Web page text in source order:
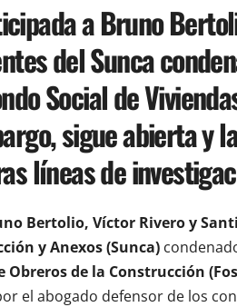
a Bruno
del Sunca
Social de
sigue abierta y
líneas de
Bertolio, Víctor Rivero y
y Anexos (Sunca)
Obreros de la Construcción
el abogado defensor de los